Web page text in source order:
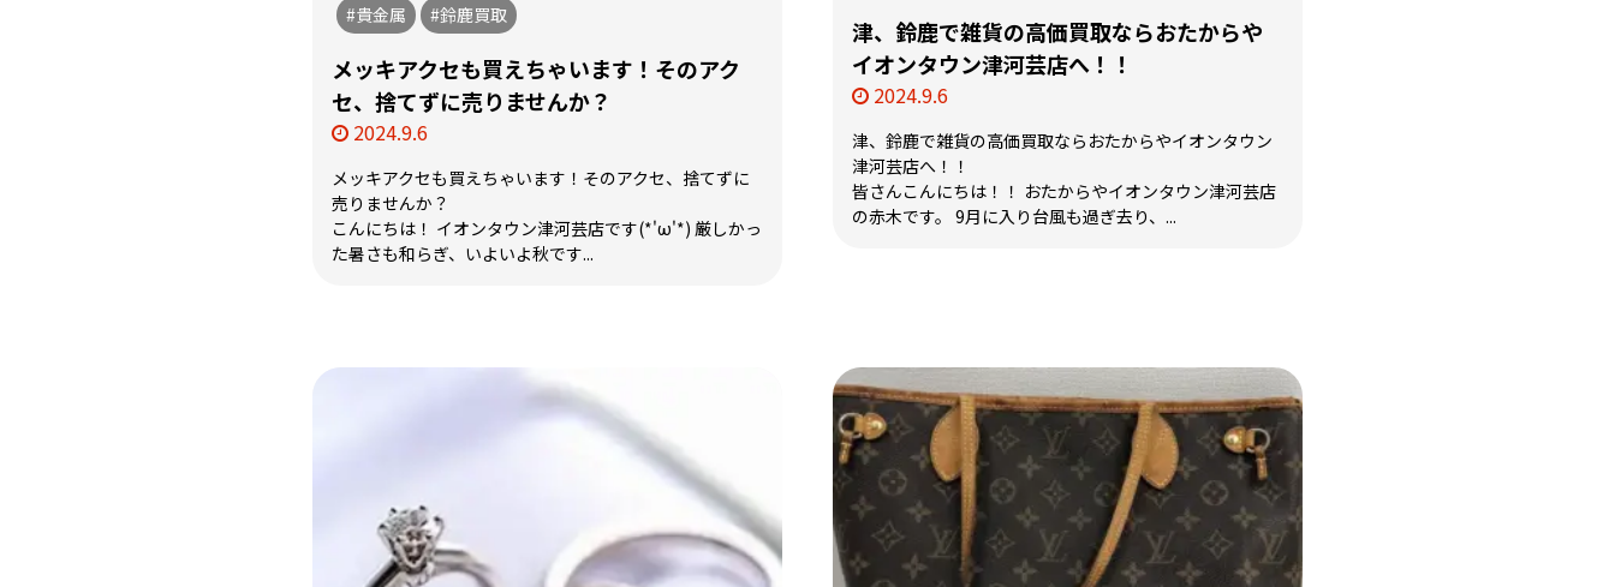
#貴金属
#鈴鹿買取
メッキアクセも買えちゃいます！そのアク
セ、捨てずに売りませんか？
2024.9.6
メッキアクセも買えちゃいます！そのアクセ、捨てずに
売りませんか？
こんにちは！ イオンタウン津河芸店です(*'ω'*) 厳しかっ
た暑さも和らぎ、いよいよ秋です...
津、鈴鹿で雑貨の高価買取ならおたからや
イオンタウン津河芸店へ！！
2024.9.6
津、鈴鹿で雑貨の高価買取ならおたからやイオンタウン
津河芸店へ！！
皆さんこんにちは！！ おたからやイオンタウン津河芸店
の赤木です。 9月に入り台風も過ぎ去り、...